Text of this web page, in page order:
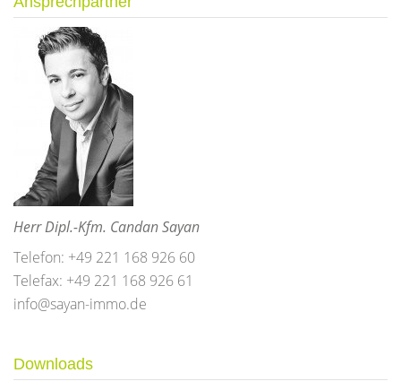
Herr Dipl.-Kfm. Candan Sayan
Telefon: +49 221 168 926 60
Telefax: +49 221 168 926 61
info@sayan-immo.de
Downloads